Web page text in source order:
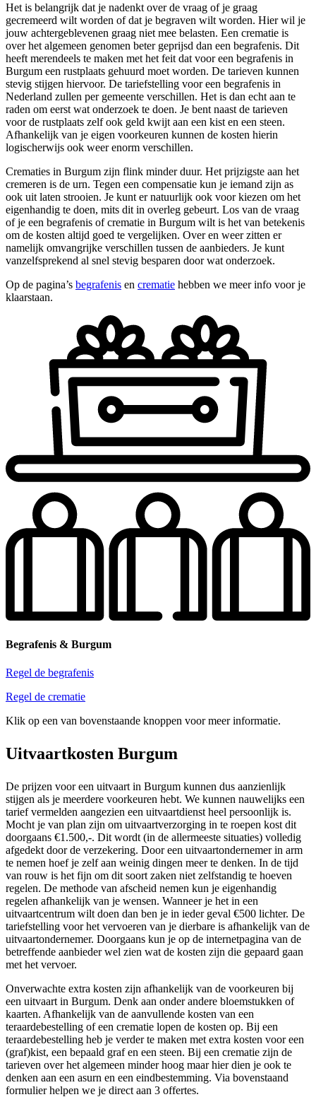
Het is belangrijk dat je nadenkt over de vraag of je graag
gecremeerd wilt worden of dat je begraven wilt worden. Hier wil je
jouw achtergeblevenen graag niet mee belasten. Een crematie is
over het algemeen genomen beter geprijsd dan een begrafenis. Dit
heeft merendeels te maken met het feit dat voor een begrafenis in
Burgum een rustplaats gehuurd moet worden. De tarieven kunnen
stevig stijgen hiervoor. De tariefstelling voor een begrafenis in
Nederland zullen per gemeente verschillen. Het is dan echt aan te
raden om eerst wat onderzoek te doen. Je bent naast de tarieven
voor de rustplaats zelf ook geld kwijt aan een kist en een steen.
Afhankelijk van je eigen voorkeuren kunnen de kosten hierin
logischerwijs ook weer enorm verschillen.
Crematies in Burgum zijn flink minder duur. Het prijzigste aan het
cremeren is de urn. Tegen een compensatie kun je iemand zijn as
ook uit laten strooien. Je kunt er natuurlijk ook voor kiezen om het
eigenhandig te doen, mits dit in overleg gebeurt. Los van de vraag
of je een begrafenis of crematie in Burgum wilt is het van betekenis
om de kosten altijd goed te vergelijken. Over en weer zitten er
namelijk omvangrijke verschillen tussen de aanbieders. Je kunt
vanzelfsprekend al snel stevig besparen door wat onderzoek.
Op de pagina’s begrafenis en crematie hebben we meer info voor je
klaarstaan.
Begrafenis & Burgum
Regel de begrafenis
Regel de crematie
Klik op een van bovenstaande knoppen voor meer informatie.
Uitvaartkosten Burgum
De prijzen voor een uitvaart in Burgum kunnen dus aanzienlijk
stijgen als je meerdere voorkeuren hebt. We kunnen nauwelijks een
tarief vermelden aangezien een uitvaartdienst heel persoonlijk is.
Mocht je van plan zijn om uitvaartverzorging in te roepen kost dit
doorgaans €1.500,-. Dit wordt (in de allermeeste situaties) volledig
afgedekt door de verzekering. Door een uitvaartondernemer in arm
te nemen hoef je zelf aan weinig dingen meer te denken. In de tijd
van rouw is het fijn om dit soort zaken niet zelfstandig te hoeven
regelen. De methode van afscheid nemen kun je eigenhandig
regelen afhankelijk van je wensen. Wanneer je het in een
uitvaartcentrum wilt doen dan ben je in ieder geval €500 lichter. De
tariefstelling voor het vervoeren van je dierbare is afhankelijk van de
uitvaartondernemer. Doorgaans kun je op de internetpagina van de
betreffende aanbieder wel zien wat de kosten zijn die gepaard gaan
met het vervoer.
Onverwachte extra kosten zijn afhankelijk van de voorkeuren bij
een uitvaart in Burgum. Denk aan onder andere bloemstukken of
kaarten. Afhankelijk van de aanvullende kosten van een
teraardebestelling of een crematie lopen de kosten op. Bij een
teraardebestelling heb je verder te maken met extra kosten voor een
(graf)kist, een bepaald graf en een steen. Bij een crematie zijn de
tarieven over het algemeen minder hoog maar hier dien je ook te
denken aan een asurn en een eindbestemming. Via bovenstaand
formulier helpen we je direct aan 3 offertes.